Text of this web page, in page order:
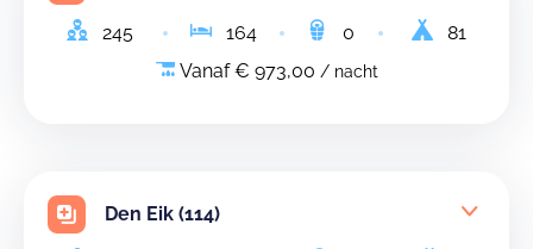
245 164 0
81
Vanaf € 973,00 / nacht
Den Eik (114)